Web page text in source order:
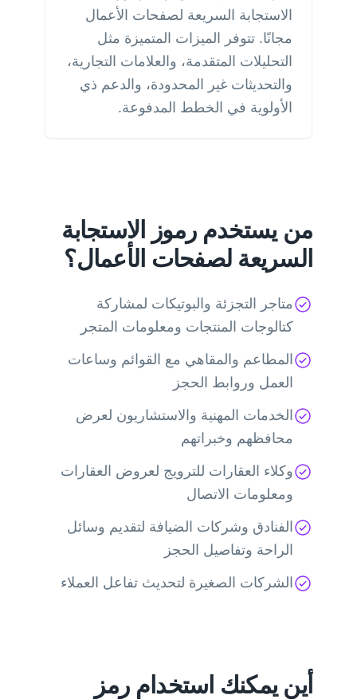
الاستجابة السريعة لصفحات الأعمال
مجانًا. تتوفر الميزات المتميزة مثل
التحليلات المتقدمة، والعلامات التجارية،
والتحديثات غير المحدودة، والدعم ذي
الأولوية في الخطط المدفوعة.
من يستخدم رموز الاستجابة
السريعة لصفحات الأعمال؟
متاجر التجزئة والبوتيكات لمشاركة
كتالوجات المنتجات ومعلومات المتجر
المطاعم والمقاهي مع القوائم وساعات
العمل وروابط الحجز
الخدمات المهنية والاستشاريون لعرض
محافظهم وخبراتهم
وكلاء العقارات للترويج لعروض العقارات
ومعلومات الاتصال
الفنادق وشركات الضيافة لتقديم وسائل
الراحة وتفاصيل الحجز
الشركات الصغيرة لتحديث تفاعل العملاء
أين يمكنك استخدام رمز